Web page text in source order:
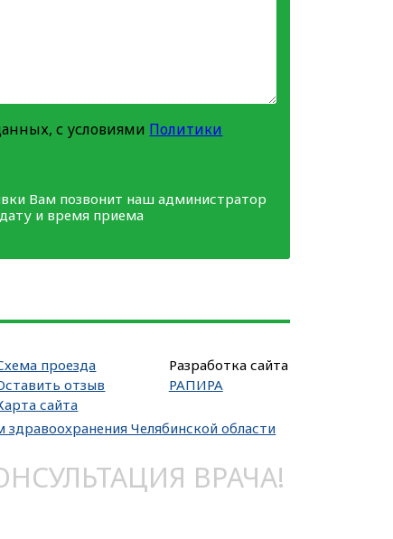
с условиями Политики
Вам позвонит наш администратор
и время приема
проезда
отзыв
сайта
Челябинской области
ВРАЧА!
Разработка сайта
РАПИРА